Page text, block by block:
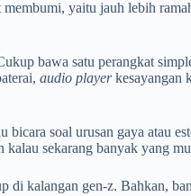
yaitu jauh lebih
bawa satu perangkat
audio playerkesayangan
bicara soal urusan gaya atau
kalau sekarang banyak yang
di kalangan gen-z. Bahkan,